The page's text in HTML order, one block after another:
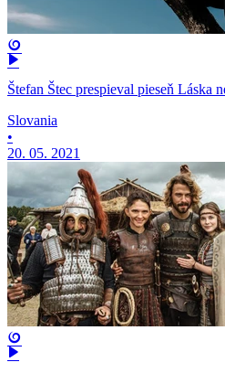
Štefan Štec prespieval pieseň Láska
Slovania
•
20. 05. 2021